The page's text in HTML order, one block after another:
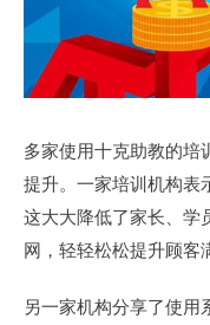
多家使用十克助教的培
提升。一家培训机构表
这大大降低了家长、学
网，轻轻松松提升顾客
另一家机构分享了使